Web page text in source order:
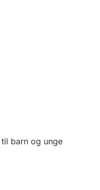
barn og unge